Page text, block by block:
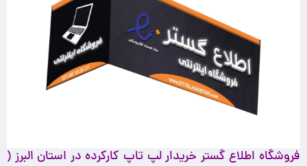
فروشگاه اطلاع گستر خریدار لپ تاپ کارکرده در استان البرز (